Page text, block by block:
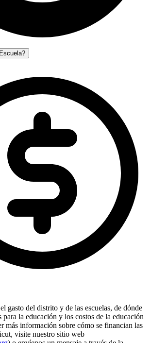
gasto del distrito y de las escuelas, de dónde
la educación y los costos de la educación
más información sobre cómo se financian las
visite nuestro sitio web